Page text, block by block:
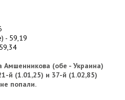
- 59,19
Амшенникова (обе - Украина)
й (1.01,25) и 37-й (1.02,85)
попали.